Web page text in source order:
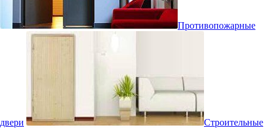
Противопожарные
двери Строительные